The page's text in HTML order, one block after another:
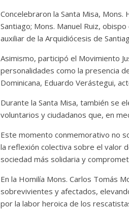
Concelebraron la Santa Misa,
Santiago; Mons. Manuel Ruiz,
auxiliar de la Arquidiócesis de
Asimismo, participó el Movimiento
personalidades como la presencia
Dominicana, Eduardo Verástegui,
Durante la Santa Misa, también se
voluntarios y ciudadanos que, en
Este momento conmemorativo no
la reflexión colectiva sobre el valor
sociedad más solidaria y
En la Homilía Mons. Carlos Tomás
sobrevivientes y afectados,
por la labor heroica de los